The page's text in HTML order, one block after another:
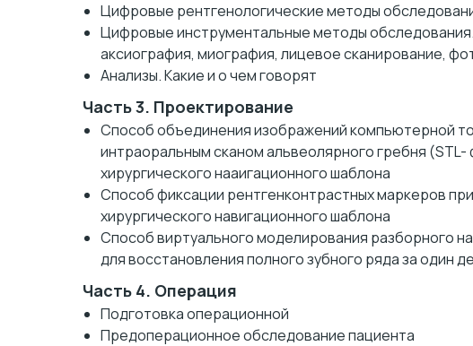
Цифровые рентгенологические методы
Цифровые инструментальные методы
аксиография, миография, лицевое сканирование,
Анализы. Какие и о чем говорят
Часть 3. Проектирование
Способ объединения изображений компьютерной
интраоральным сканом альвеолярного гребня
хирургического нааигационного шаблона
Способ фиксации рентгенконтрастных маркеров
хирургического навигационного шаблона
Способ виртуального моделирования разборного
для восстановления полного зубного ряда за один
Часть 4. Операция
Подготовка операционной
Предоперационное обследование пациента